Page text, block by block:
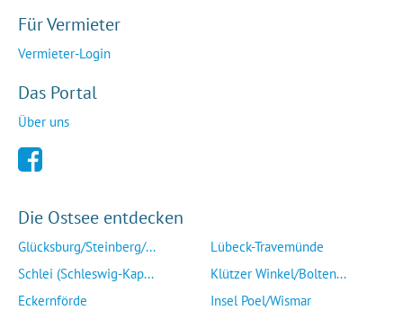
Für Vermieter
Vermieter-Login
Das Portal
Über uns
Die Ostsee entdecken
Glücksburg/Steinberg/...
Schlei (Schleswig-Kap...
Eckernförde
Lübeck-Travemünde
Klützer Winkel/Bolten...
Insel Poel/Wismar